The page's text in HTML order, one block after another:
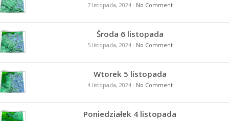
7 listopada, 2024- No Comment
Środa 6 listopada
5 listopada, 2024- No Comment
Wtorek 5 listopada
4 listopada, 2024- No Comment
Poniedziałek 4 listopada